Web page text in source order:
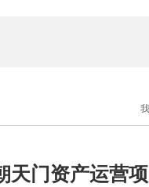
门资产运营